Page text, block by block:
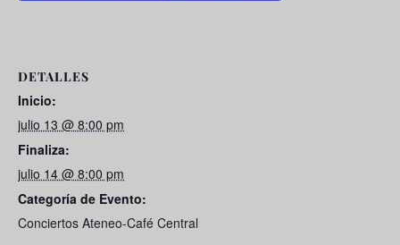
DETALLES
Inicio:
julio 13 @ 8:00 pm
Finaliza:
julio 14 @ 8:00 pm
Categoría de Evento:
Conciertos Ateneo-Café Central